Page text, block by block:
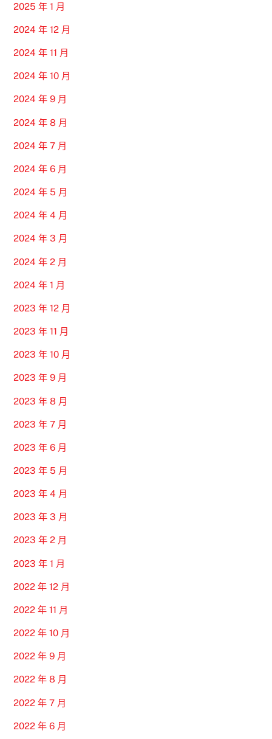
2025 年 1 月
2024 年 12 月
2024 年 11 月
2024 年 10 月
2024 年 9 月
2024 年 8 月
2024 年 7 月
2024 年 6 月
2024 年 5 月
2024 年 4 月
2024 年 3 月
2024 年 2 月
2024 年 1 月
2023 年 12 月
2023 年 11 月
2023 年 10 月
2023 年 9 月
2023 年 8 月
2023 年 7 月
2023 年 6 月
2023 年 5 月
2023 年 4 月
2023 年 3 月
2023 年 2 月
2023 年 1 月
2022 年 12 月
2022 年 11 月
2022 年 10 月
2022 年 9 月
2022 年 8 月
2022 年 7 月
2022 年 6 月